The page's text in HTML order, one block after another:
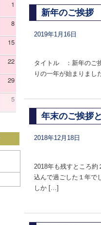
新年のご挨拶
2019年1月16日
タイトル ：新年のご
りの一年が始まりま
年末のご挨拶
2018年12月18日
2018年も残すところ
込んで過ごした１年で
しか […]
1
8
15
22
29
5